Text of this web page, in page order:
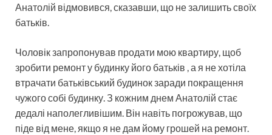
Анатолій відмовився, сказавши, що не залишить своїх
батьків.
Чоловік запропонував продати мою квартиру, щоб
зробити ремонт у будинку його батьків , а я не хотіла
втрачати батьківський будинок заради покращення
чужого собі будинку. З кожним днем Анатолій стає
дедалі наполегливішим. Він навіть погрожував, що
піде від мене, якщо я не дам йому грошей на ремонт.